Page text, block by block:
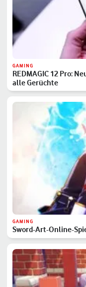
GAMING
REDMAGIC 12 Pro:
alle Gerüchte
GAMING
Sword-Art-Online-